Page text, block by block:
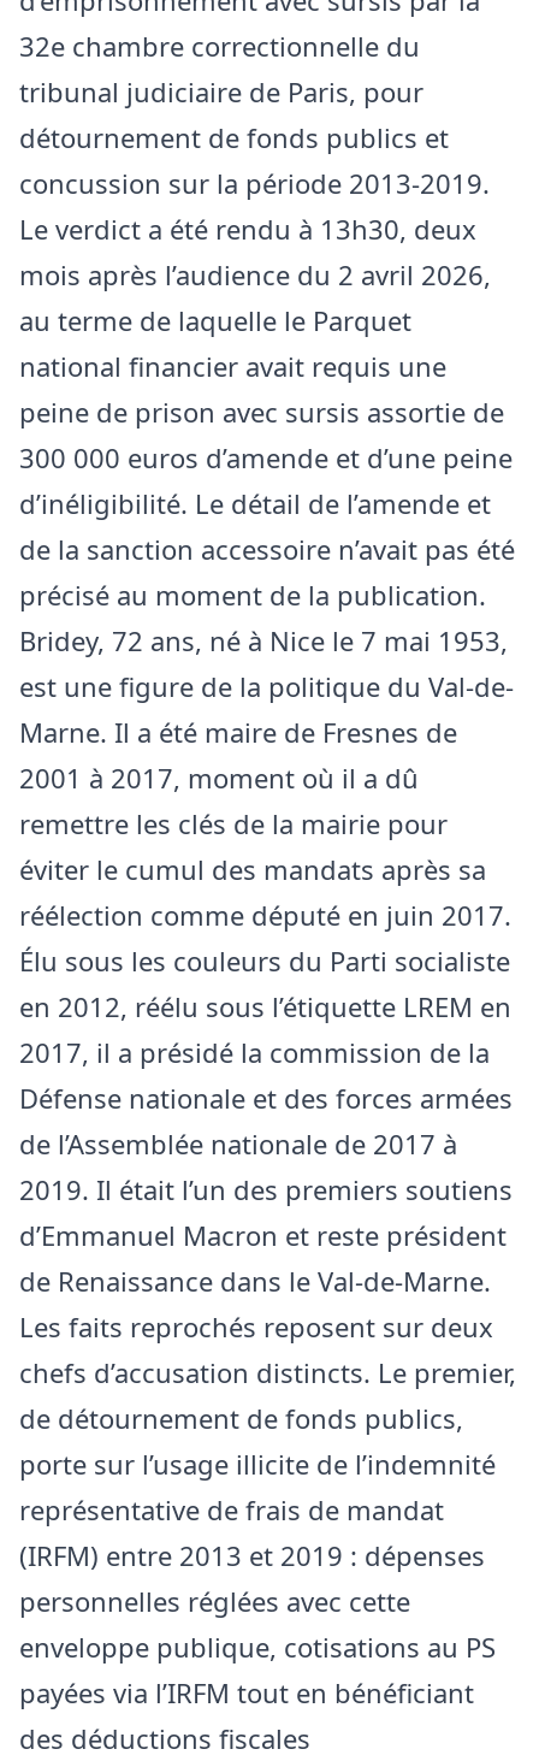
32e chambre correctionnelle du
tribunal judiciaire de Paris, pour
détournement de fonds publics et
concussion sur la période 2013-2019.
Le verdict a été rendu à 13h30, deux
mois après l’audience du 2 avril 2026,
au terme de laquelle le Parquet
national financier avait requis une
peine de prison avec sursis assortie de
300 000 euros d’amende et d’une peine
d’inéligibilité. Le détail de l’amende et
de la sanction accessoire n’avait pas été
précisé au moment de la publication.
Bridey, 72 ans, né à Nice le 7 mai 1953,
est une figure de la politique du Val-de-
Marne. Il a été maire de Fresnes de
2001 à 2017, moment où il a dû
remettre les clés de la mairie pour
éviter le cumul des mandats après sa
réélection comme député en juin 2017.
Élu sous les couleurs du Parti socialiste
en 2012, réélu sous l’étiquette LREM en
2017, il a présidé la commission de la
Défense nationale et des forces armées
de l’Assemblée nationale de 2017 à
2019. Il était l’un des premiers soutiens
d’Emmanuel Macron et reste président
de Renaissance dans le Val-de-Marne.
Les faits reprochés reposent sur deux
chefs d’accusation distincts. Le premier,
de détournement de fonds publics,
porte sur l’usage illicite de l’indemnité
représentative de frais de mandat
(IRFM) entre 2013 et 2019 : dépenses
personnelles réglées avec cette
enveloppe publique, cotisations au PS
payées via l’IRFM tout en bénéficiant
des déductions fiscales